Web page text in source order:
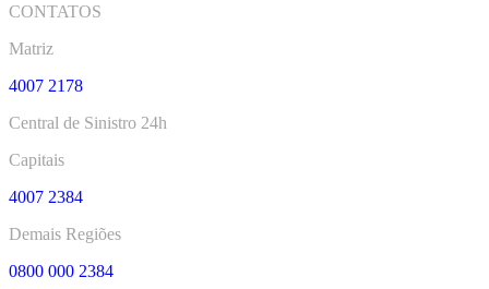
CONTATOS
Matriz
4007 2178
Central de Sinistro 24h
Capitais
4007 2384
Demais Regiões
0800 000 2384